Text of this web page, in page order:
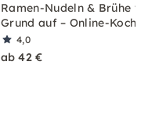
Ramen-Nudeln & Brühe
Grund auf – Online-
4,0
ab 42 €